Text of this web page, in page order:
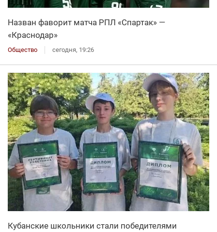
Назван фаворит матча РПЛ «Спартак» —
«Краснодар»
Общество сегодня, 19:26
Кубанские школьники стали победителями